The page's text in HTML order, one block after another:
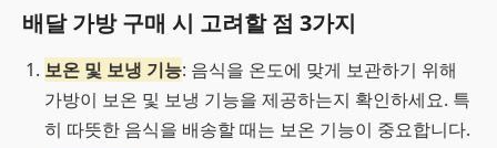
배달 가방 구매 시 고려할 점 3가지
보온 및 보냉 기능: 음식을 온도에 맞게 보관하기 위해
가방이 보온 및 보냉 기능을 제공하는지 확인하세요. 특
히 따뜻한 음식을 배송할 때는 보온 기능이 중요합니다.